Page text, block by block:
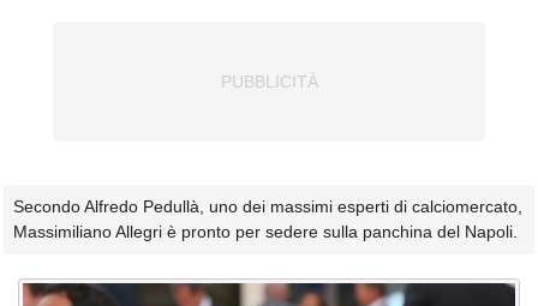
Secondo Alfredo Pedullà, uno dei massimi esperti di calciomercato,
Massimiliano Allegri è pronto per sedere sulla panchina del Napoli.